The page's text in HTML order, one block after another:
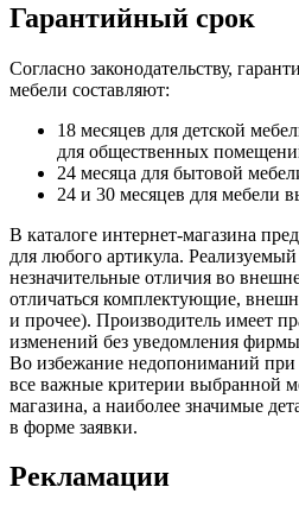
Гарантийный срок
Согласно законодательству,
мебели составляют:
18 месяцев для детской
для общественных
24 месяца для бытовой
24 и 30 месяцев для мебели
В каталоге интернет-магазина
для любого артикула.
незначительные отличия во
отличаться комплектующие,
и прочее). Производитель имеет
изменений без уведомления
Во избежание недопониманий при
все важные критерии выбранной
магазина, а наиболее значимые
в форме заявки.
Рекламации